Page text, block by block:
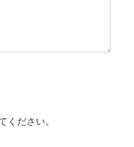
ください。